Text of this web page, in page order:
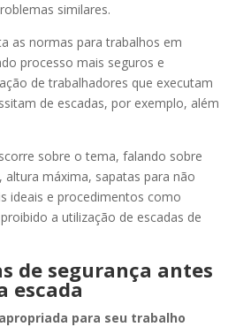
similares.
as normas para trabalhos em
processo mais seguros e
de trabalhadores que executam
de escadas, por exemplo, além
sobre o tema, falando sobre
altura máxima, sapatas para não
ideais e procedimentos como
a utilização de escadas de
de segurança antes
escada
para seu trabalho